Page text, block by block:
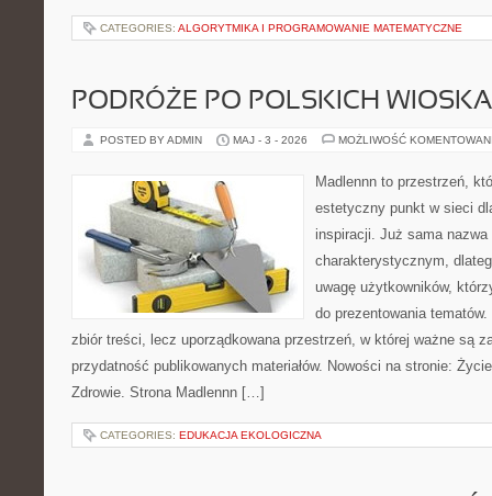
CATEGORIES: ALGORYTMIKA I PROGRAMOWANIE MATEMATYCZNE
PODRÓŻE PO POLSKICH
POSTED BY ADMIN MAJ - 3 - 2026 MOŻLIWOŚĆ
Madlennn to przestrzeń,
estetyczny punkt w sieci
inspiracji. Już sama
charakterystycznym,
uwagę użytkowników,
do prezentowania
zbiór treści, lecz uporządkowana przestrzeń, w której ważne są
przydatność publikowanych materiałów. Nowości na stronie:
Zdrowie. Strona Madlennn […]
CATEGORIES: EDUKACJA EKOLOGICZNA